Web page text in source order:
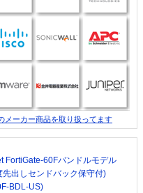
メーカー商品を取り扱ってます
FortiGate-60Fバンドルモデル
先出しセンドバック保守付)
BDL-US)